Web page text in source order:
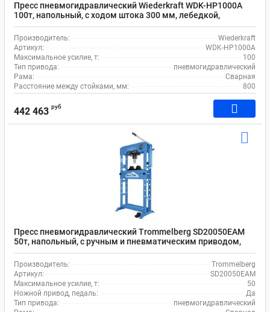
Пресс пневмогидравлический Wiederkraft WDK-HP1000A
100т, напольный, с ходом штока 300 мм, лебедкой,
размером рабочего стола 280x800 мм
Производитель:
Wiederkraft
Артикул:
WDK-HP1000A
Максимальное усилие, т:
100
Тип привода:
пневмогидравлический
Рама:
Сварная
Расстояние между стойками, мм:
800
442 463 руб
Пресс пневмогидравлический Trommelberg SD20050EAM
50т, напольный, с ручным и пневматическим приводом,
подвижным цилиндром, лебедкой
Производитель:
Trommelberg
Артикул:
SD20050EAM
Максимальное усилие, т:
50
Ножной привод, педаль:
Да
Тип привода:
пневмогидравлический